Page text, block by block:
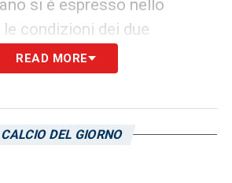
si è espresso nello
condizioni dei due
Nahitan Nandez
alle prese con dei problemi
Il d.s. ha riferito che
READ MORE
DEL GIORNO